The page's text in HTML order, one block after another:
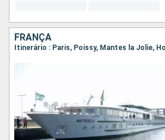
FRANÇA
Itinerário : Paris, Poissy, Mantes la Jolie,